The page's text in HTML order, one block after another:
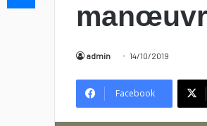
admin 14/10/2019
Facebook